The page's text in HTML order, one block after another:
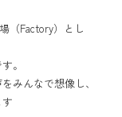
（Factory）とし
。
みんなで想像し、